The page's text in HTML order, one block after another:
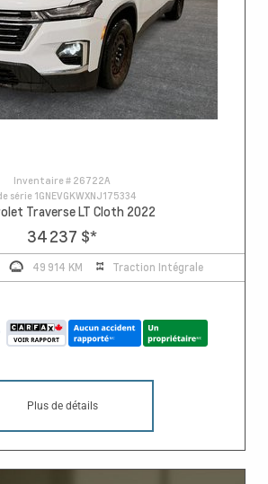
Inventaire # 26722A
série 1GNEVGKWXNJ175334
Traverse LT Cloth 2022
34 237 $*
49 914 KM Traction Intégrale
Plus de détails